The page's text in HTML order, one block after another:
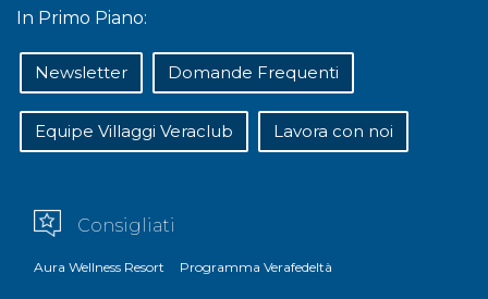
In Primo Piano:
Newsletter Domande Frequenti
Equipe Villaggi Veraclub Lavora con noi
Consigliati
Aura Wellness Resort Programma Verafedeltà